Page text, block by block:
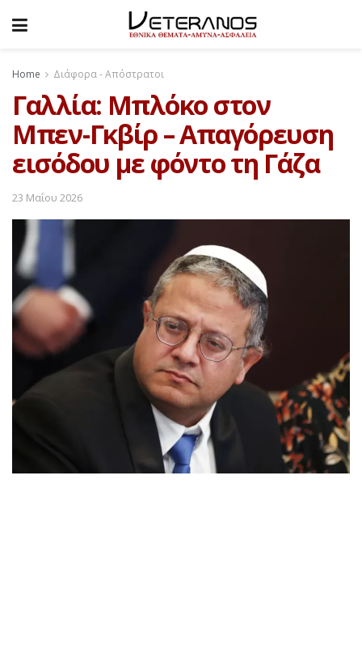
Home Διάφορα - Απόστρατοι
Γαλλία: Μπλόκο στον
Μπεν-Γκβίρ – Απαγόρευση
εισόδου με φόντο τη Γάζα
23 Μαΐου 2026